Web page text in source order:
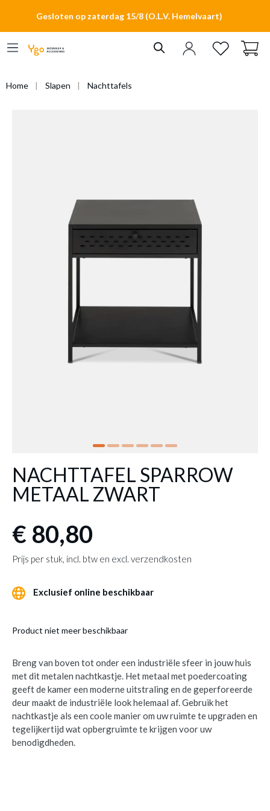
Gesloten op zaterdag 15/8 (O.L.V. Hemelvaart)
Home Slapen Nachttafels
NACHTTAFEL SPARROW
METAAL ZWART
€ 80,80
Prijs per stuk, incl. btw en excl. verzendkosten
Exclusief online beschikbaar
Product niet meer beschikbaar
Breng van boven tot onder een industriële sfeer in jouw huis
met dit metalen nachtkastje. Het metaal met poedercoating
geeft de kamer een moderne uitstraling en de geperforeerde
deur maakt de industriële look helemaal af. Gebruik het
nachtkastje als een coole manier om uw ruimte te upgraden en
tegelijkertijd wat opbergruimte te krijgen voor uw
benodigdheden.